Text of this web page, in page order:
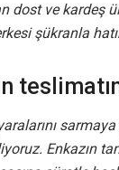
dost ve kardeş
şükranla
sarmaya
Enkazın